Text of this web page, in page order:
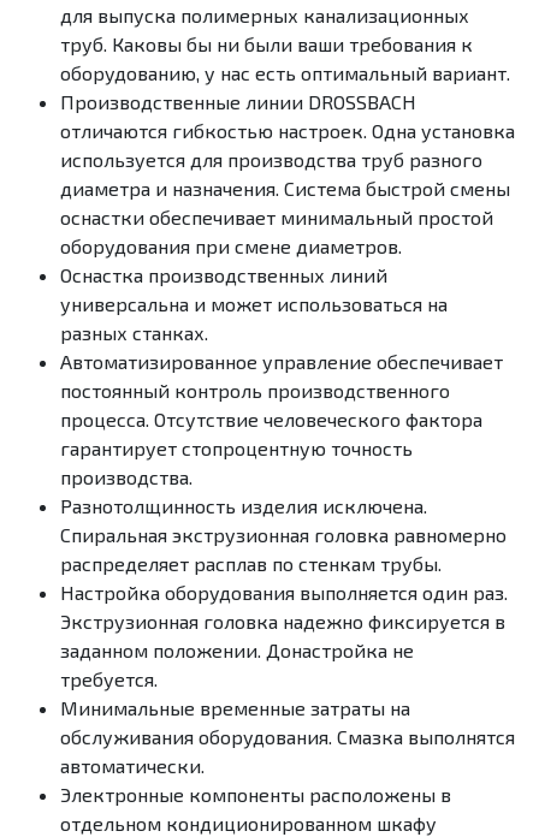
для выпуска полимерных канализационных
труб. Каковы бы ни были ваши требования к
оборудованию, у нас есть оптимальный вариант.
Производственные линии DROSSBACH
отличаются гибкостью настроек. Одна установка
используется для производства труб разного
диаметра и назначения. Система быстрой смены
оснастки обеспечивает минимальный простой
оборудования при смене диаметров.
Оснастка производственных линий
универсальна и может использоваться на
разных станках.
Автоматизированное управление обеспечивает
постоянный контроль производственного
процесса. Отсутствие человеческого фактора
гарантирует стопроцентную точность
производства.
Разнотолщинность изделия исключена.
Спиральная экструзионная головка равномерно
распределяет расплав по стенкам трубы.
Настройка оборудования выполняется один раз.
Экструзионная головка надежно фиксируется в
заданном положении. Донастройка не
требуется.
Минимальные временные затраты на
обслуживания оборудования. Смазка выполнятся
автоматически.
Электронные компоненты расположены в
отдельном кондиционированном шкафу